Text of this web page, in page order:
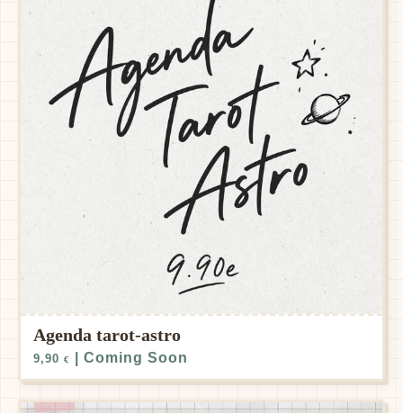
Agenda tarot-astro
9,90 € | Coming Soon